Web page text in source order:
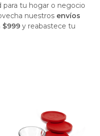
para tu hogar o negocio
nuestros envíos
$999 y reabastece tu